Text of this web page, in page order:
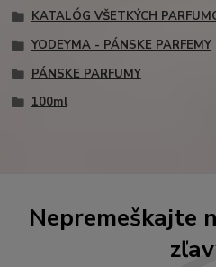
KATALÓG VŠETKÝCH
YODEYMA - PÁNSKE PARFEMY
PÁNSKE PARFUMY
100ml
Nepremeškajte